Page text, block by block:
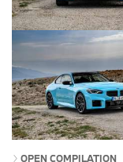
OPEN COMPILATION